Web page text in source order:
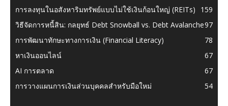
การลงทุนในอสังหาริมทรัพย์แบบไม่ใช้เงินก้อนใหญ่ (REITs)
159
วิธีจัดการหนี้สิน: กลยุทธ์ Debt Snowball vs. Debt Avalanche97
การพัฒนาทักษะทางการเงิน (Financial Literacy)
78
หาเงินออนไลน์
67
AI การตลาด
67
การวางแผนการเงินส่วนบุคคลสำหรับมือใหม่
54